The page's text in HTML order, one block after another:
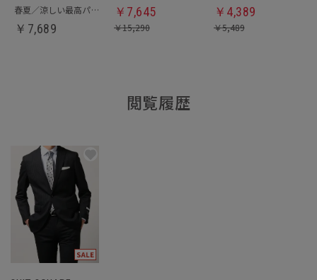
春夏／涼しい最高パンツ
￥ 7,689
￥ 7,645
￥15,290
￥ 4,389
￥5,489
閲覧履歴